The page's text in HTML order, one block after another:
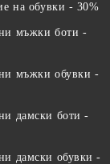
на обувки - 30%
мъжки боти -
мъжки обувки -
дамски боти -
дамски обувки -